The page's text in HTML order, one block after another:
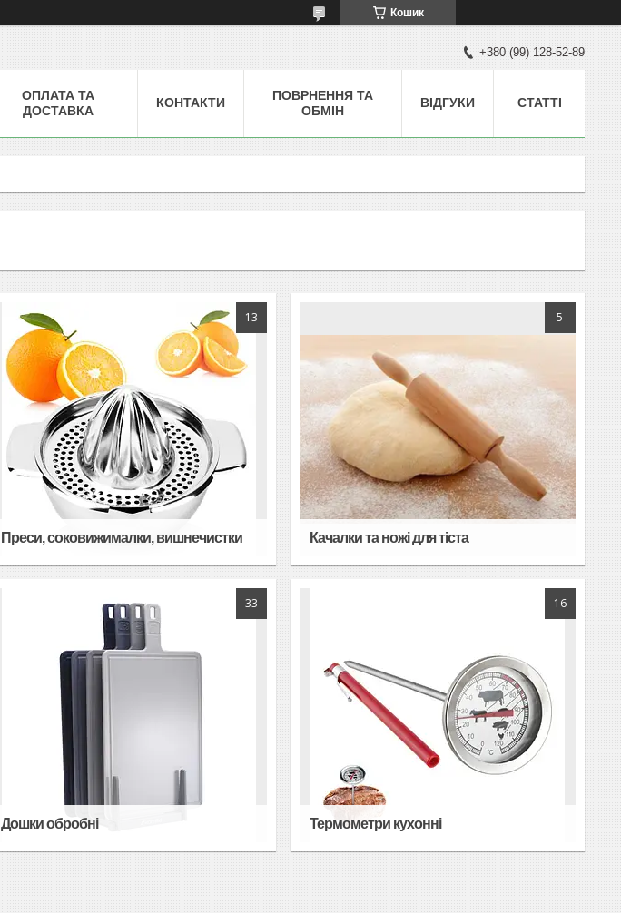
Кошик
+380 (99) 128-52-89
ОПЛАТА ТА
ДОСТАВКА
КОНТАКТИ
ПОВРНЕННЯ ТА
ОБМІН
ВІДГУКИ СТАТТІ
13
Преси, соковижималки, вишнечистки
5
Качалки та ножі для тіста
33
Дошки обробні
16
Термометри кухонні